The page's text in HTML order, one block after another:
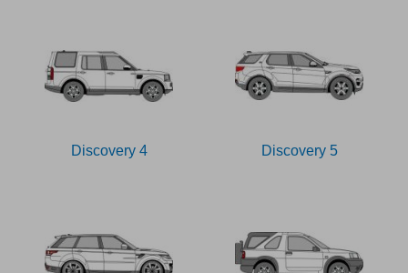
Discovery 4 Discovery 5